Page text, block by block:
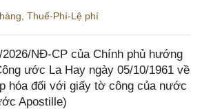
Thuế-Phí-Lệ phí
2026/NĐ-CP của Chính phủ hướng
ước La Hay ngày 05/10/1961 về
hóa đối với giấy tờ công của nước
Apostille)